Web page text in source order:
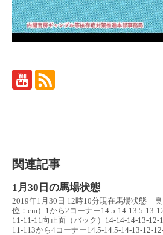
関連記事
1月30日の馬場状態
2019年1月30日 12時10分現在馬場状態
位：cm）1から2コーナー14.5-14-13.5-13-
11-11-11向正面（バック）14-14-14-13-12-
11-113から4コーナー14.5-14.5-14-13-12-